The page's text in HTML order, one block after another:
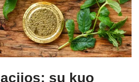
su kuo